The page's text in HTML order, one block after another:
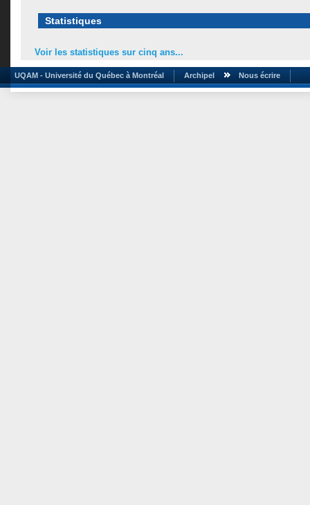
Statistiques
Voir les statistiques sur cinq ans...
UQAM - Université du Québec à Montréal Archipel Nous écrire